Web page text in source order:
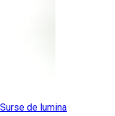
Surse de lumina